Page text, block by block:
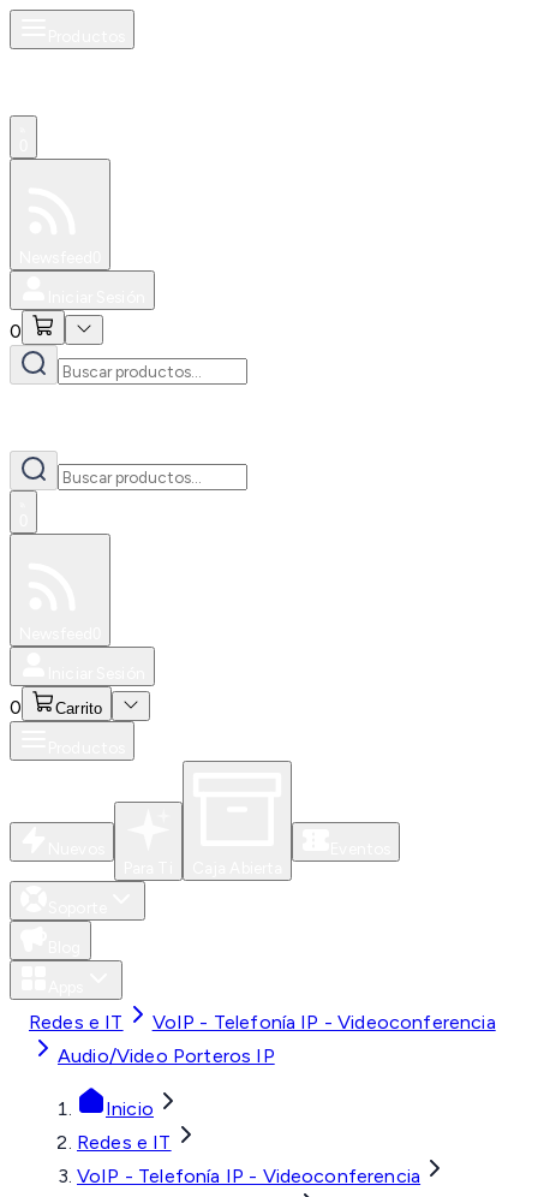
0
0 Carrito
Redes e IT
VoIP - Telefonía IP - Videoconferencia
Audio/Video Porteros IP
Inicio
Redes e IT
VoIP - Telefonía IP - Videoconferencia